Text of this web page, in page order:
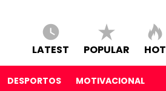
LATEST POPULAR HOT
DESPORTOS MOTIVACIONAL